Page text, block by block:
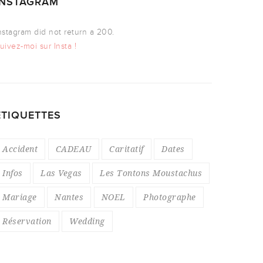
did not return a 200.
moi sur Insta !
Accident CADEAU Caritatif Dates
Infos Las Vegas Les Tontons Moustachus
Mariage Nantes NOEL Photographe
Réservation Wedding